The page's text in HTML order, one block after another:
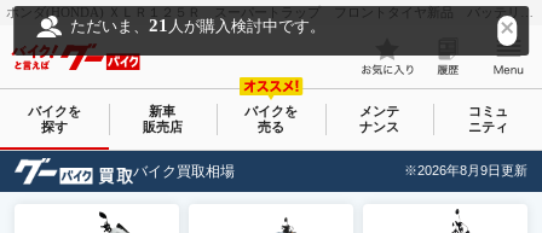
ホンダ(HONDA) ＸＬＲ１２５Ｒ スーパートラップ フロントタイヤ新品 バッテリー新品｜ＮＡＧＡＯ ＢＡＳＥ｜新車・中古バイクなら【グーバイク(GooBike)】
ただいま、21 人が購入検討中です。
バイクを
探す
新車
販売店
バイクを
売る
メンテ
ナンス
コミュ
ニティ
バイク買取相場 ※2026年8月9日更新